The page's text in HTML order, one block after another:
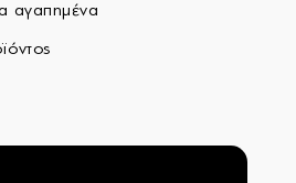
αγαπημένα